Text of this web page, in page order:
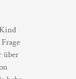
über